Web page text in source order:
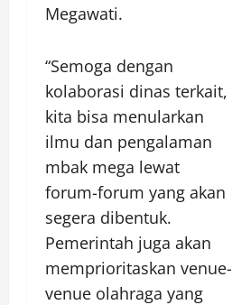
Megawati.
“Semoga dengan
kolaborasi dinas terkait,
kita bisa menularkan
ilmu dan pengalaman
mbak mega lewat
forum-forum yang akan
segera dibentuk.
Pemerintah juga akan
memprioritaskan venue-
venue olahraga yang